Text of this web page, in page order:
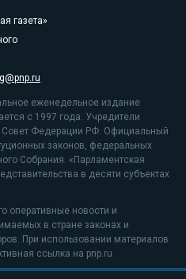
газета»
еженедельное издание
с 1997 года. Учредители
Совет Федерации РФ. Официальный
законов, федеральных
Собрания. «Парламентская
в десяти субъектах
оперативные новости и
в стране законах и
При использовании материалов
ссылка на pnp.ru